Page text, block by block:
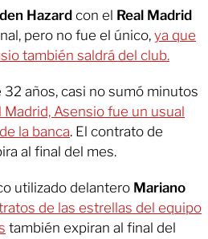
Hazard con el Real Madrid
pero no fue el único, ya que
también saldrá del club.
32 años, casi no sumó minutos
Madrid, Asensio fue un usual
la banca. El contrato de
al final del mes.
utilizado delantero Mariano
de las estrellas del equipo
también expiran al final del